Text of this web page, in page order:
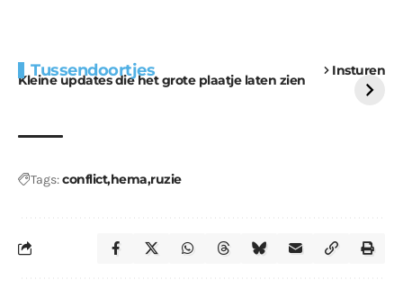
Tussendoortjes Insturen
Kleine updates die het grote plaatje laten zien
voor kabouters
uitdaging
Tags:conflicthema ruzie